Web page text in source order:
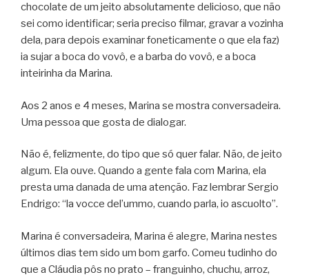
chocolate de um jeito absolutamente delicioso, que não
sei como identificar; seria preciso filmar, gravar a vozinha
dela, para depois examinar foneticamente o que ela faz)
ia sujar a boca do vovô, e a barba do vovô, e a boca
inteirinha da Marina.
Aos 2 anos e 4 meses, Marina se mostra conversadeira.
Uma pessoa que gosta de dialogar.
Não é, felizmente, do tipo que só quer falar. Não, de jeito
algum. Ela ouve. Quando a gente fala com Marina, ela
presta uma danada de uma atenção. Faz lembrar Sergio
Endrigo: “la vocce del’ummo, cuando parla, io ascuolto”.
Marina é conversadeira, Marina é alegre, Marina nestes
últimos dias tem sido um bom garfo. Comeu tudinho do
que a Cláudia pôs no prato – franguinho, chuchu, arroz,